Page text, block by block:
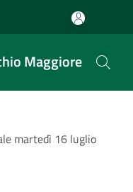
Maggiore
martedì 16 luglio